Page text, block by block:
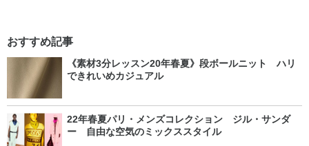
おすすめ記事
《素材3分レッスン20年春夏》段ボールニット ハリ
できれいめカジュアル
22年春夏パリ・メンズコレクション ジル・サンダ
ー 自由な空気のミックススタイル